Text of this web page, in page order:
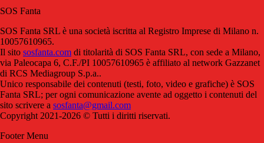
SOS Fanta
SOS Fanta SRL è una società iscritta al Registro Imprese di Milano n.
10057610965.
Il sito sosfanta.com di titolarità di SOS Fanta SRL, con sede a Milano,
via Paleocapa 6, C.F./PI 10057610965 è affiliato al network Gazzanet
di RCS Mediagroup S.p.a..
Unico responsabile dei contenuti (testi, foto, video e grafiche) è SOS
Fanta SRL; per ogni comunicazione avente ad oggetto i contenuti del
sito scrivere a sosfanta@gmail.com
Copyright 2021-2026 © Tutti i diritti riservati.
Footer Menu